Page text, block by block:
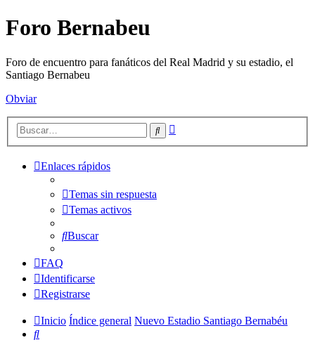
Foro Bernabeu
Foro de encuentro para fanáticos del Real Madrid y su estadio, el
Santiago Bernabeu
Obviar
Buscar
Enlaces rápidos
Temas sin respuesta
Temas activos
Buscar
FAQ
Identificarse
Registrarse
Inicio Índice general Nuevo Estadio Santiago Bernabéu
Buscar